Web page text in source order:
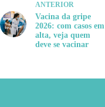
ANTERIOR
Vacina da gripe
2026: com casos em
alta, veja quem
deve se vacinar